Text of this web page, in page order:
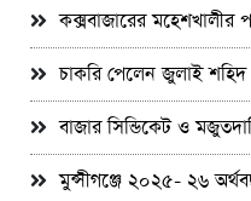
কক্সবাজারের মহেশখালীর
চাকরি পেলেন জুলাই
বাজার সিন্ডিকেট ও
মুন্সীগঞ্জে ২০২৫- ২৬